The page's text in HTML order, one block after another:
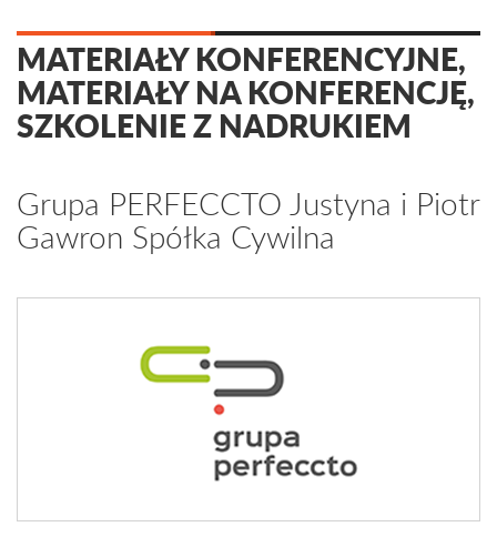
MATERIAŁY KONFERENCYJNE,
MATERIAŁY NA KONFERENCJĘ,
SZKOLENIE Z NADRUKIEM
Grupa PERFECCTO Justyna i Piotr
Gawron Spółka Cywilna